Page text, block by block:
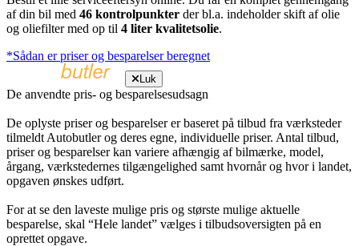
af din bil med 46 kontrolpunkter der bl.a. indeholder skift af olie
og oliefilter med op til 4 liter kvalitetsolie.
*Sådan er priser og besparelser beregnet
Luk
De anvendte pris- og besparelsesudsagn
De oplyste priser og besparelser er baseret på tilbud fra værksteder
tilmeldt Autobutler og deres egne, individuelle priser. Antal tilbud,
priser og besparelser kan variere afhængig af bilmærke, model,
årgang, værkstedernes tilgængelighed samt hvornår og hvor i landet,
opgaven ønskes udført.
For at se den laveste mulige pris og største mulige aktuelle
besparelse, skal “Hele landet” vælges i tilbudsoversigten på en
oprettet opgave.